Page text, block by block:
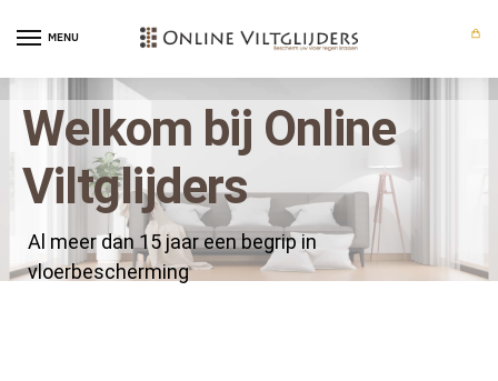
MENU
Welkom bij Online
Viltglijders
Al meer dan 15 jaar een begrip in
vloerbescherming